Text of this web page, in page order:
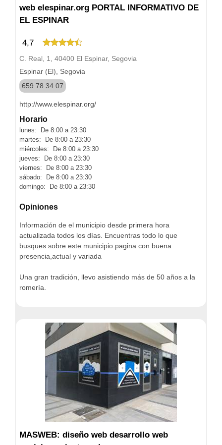
web elespinar.org PORTAL INFORMATIVO DE
EL ESPINAR
4,7
C. Real, 1, 40400 El Espinar, Segovia
Espinar (El), Segovia
659 78 34 07
http://www.elespinar.org/
Horario
lunes: De 8:00 a 23:30
martes: De 8:00 a 23:30
miércoles: De 8:00 a 23:30
jueves: De 8:00 a 23:30
viernes: De 8:00 a 23:30
sábado: De 8:00 a 23:30
domingo: De 8:00 a 23:30
Opiniones
Información de el municipio desde primera hora
actualizada todos los días. Encuentras todo lo que
busques sobre este municipio.pagina con buena
presencia,actual y variada
Una gran tradición, llevo asistiendo más de 50 años a la
romería.
MASWEB: diseño web desarrollo web